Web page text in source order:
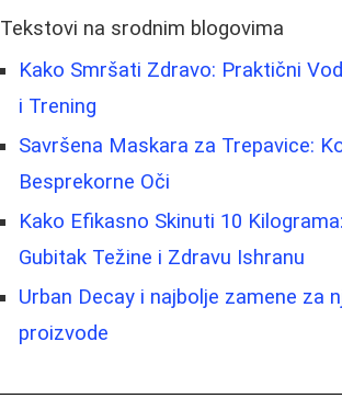
Tekstovi na srodnim blogovima
Kako Smršati Zdravo: Praktični
i Trening
Savršena Maskara za Trepavice:
Besprekorne Oči
Kako Efikasno Skinuti 10
Gubitak Težine i Zdravu Ishranu
Urban Decay i najbolje zamene za
proizvode